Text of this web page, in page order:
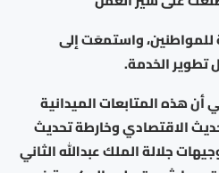
واستمعَت إلى
تطوير الخدمة.
هذه المتابعات الميدانية
الاقتصادي وخارطة تحديث
جلالة الملك عبدالله الثاني